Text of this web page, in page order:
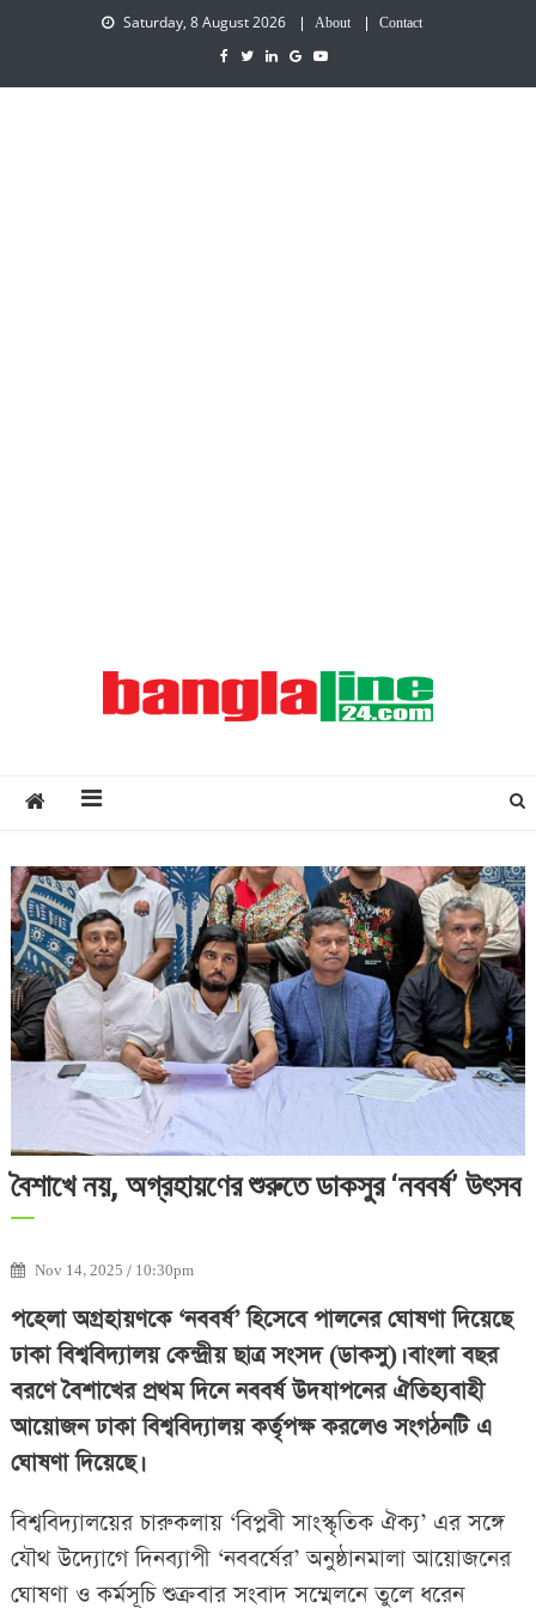
Saturday, 8 August 2026 About Contact
বৈশাখে নয়, অগ্রহায়ণের শুরুতে ডাকসুর ‘নববর্ষ’ উৎসব
Nov 14, 2025 / 10:30pm
পহেলা অগ্রহায়ণকে ‘নববর্ষ’ হিসেবে পালনের ঘোষণা দিয়েছে
ঢাকা বিশ্ববিদ্যালয় কেন্দ্রীয় ছাত্র সংসদ (ডাকসু)। বাংলা বছর
বরণে বৈশাখের প্রথম দিনে নববর্ষ উদযাপনের ঐতিহ্যবাহী
আয়োজন ঢাকা বিশ্ববিদ্যালয় কর্তৃপক্ষ করলেও সংগঠনটি এ
ঘোষণা দিয়েছে।
বিশ্ববিদ্যালয়ের চারুকলায় ‘বিপ্লবী সাংস্কৃতিক ঐক্য’ এর সঙ্গে
যৌথ উদ্যোগে দিনব্যাপী ‘নববর্ষের’ অনুষ্ঠানমালা আয়োজনের
ঘোষণা ও কর্মসূচি শুক্রবার সংবাদ সম্মেলনে তুলে ধরেন